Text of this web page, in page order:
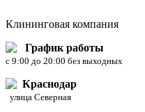
Клининговая компания
График работы
c 9:00 до 20:00 без выходных
Краснодар
улица Северная